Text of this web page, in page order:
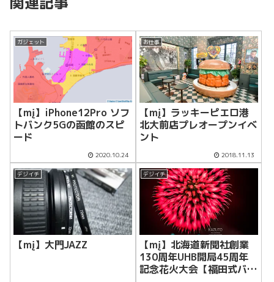
ガジェット
【mį】iPhone12Pro ソフ
トバンク5Gの函館のスピ
ード
2020.10.24
お仕事
【mį】ラッキーピエロ港
北大前店プレオープンイベ
ント
2018.11.13
デジイチ
【mį】大門JAZZ
デジイチ
【mį】北海道新聞社創業
130周年UHB開局45周年
記念花火大会【福田式バー